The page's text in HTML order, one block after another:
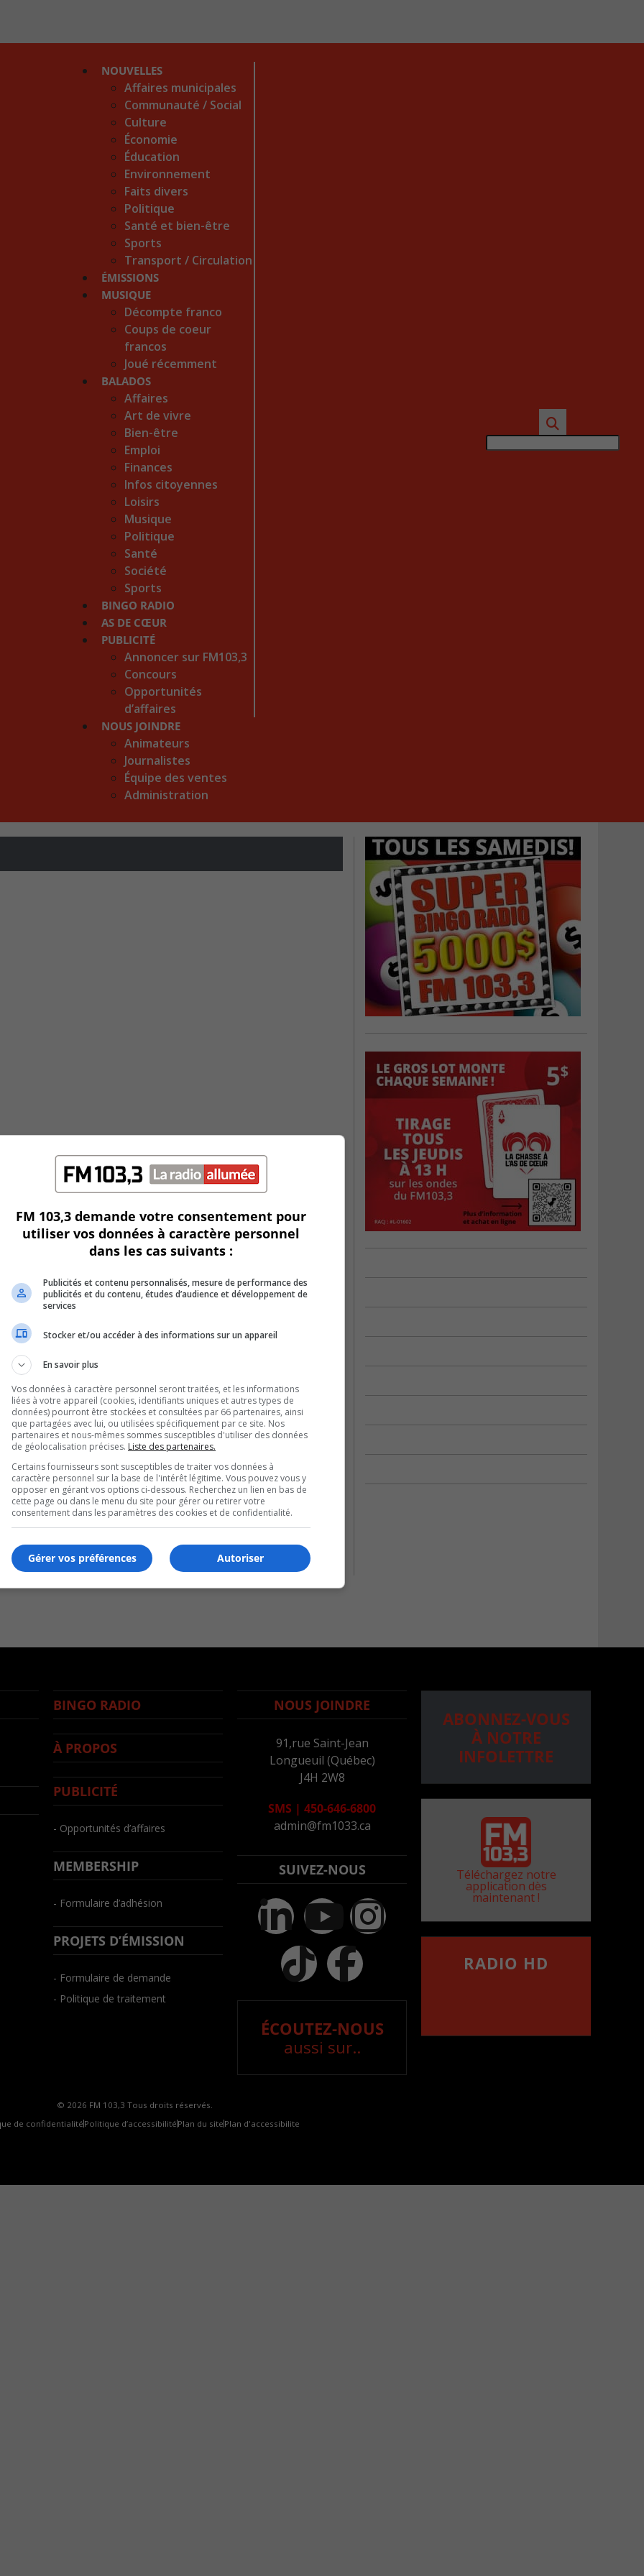
NOUVELLES
Affaires municipales
Communauté / Social
Culture
Économie
Éducation
Environnement
Faits divers
Politique
Santé et bien-être
Sports
Transport / Circulation
ÉMISSIONS
MUSIQUE
Décompte franco
Coups de coeur
francos
Joué récemment
BALADOS
Affaires
Art de vivre
Bien-être
Emploi
Finances
Infos citoyennes
Loisirs
Musique
Politique
Santé
Société
Sports
BINGO RADIO
AS DE CŒUR
PUBLICITÉ
Annoncer sur FM103,3
Concours
Opportunités
d’affaires
NOUS JOINDRE
Animateurs
Journalistes
Équipe des ventes
Administration
un accident
BINGO RADIO
À PROPOS
PUBLICITÉ
- Opportunités d’affaires
MEMBERSHIP
- Formulaire d’adhésion
PROJETS D’ÉMISSION
- Formulaire de demande
- Politique de traitement
NOUS JOINDRE
91,rue Saint-Jean
Longueuil (Québec)
J4H 2W8
SMS | 450-646-6800
admin@fm1033.ca
SUIVEZ-NOUS
ÉCOUTEZ-NOUS
aussi sur..
ABONNEZ-VOUS
À NOTRE
INFOLETTRE
Téléchargez notre
application dès
maintenant !
RADIO HD
© 2026 FM 103,3 Tous droits réservés.
de confidentialité Politique d’accessibilité Plan du site Plan d'accessibilite
FM 103,3 demande votre consentement pour
utiliser vos données à caractère personnel
dans les cas suivants :
Publicités et contenu personnalisés, mesure de performance des
publicités et du contenu, études d’audience et développement de
services
Stocker et/ou accéder à des informations sur un appareil
En savoir plus
Vos données à caractère personnel seront traitées, et les informations
liées à votre appareil (cookies, identifiants uniques et autres types de
données) pourront être stockées et consultées par 66 partenaires, ainsi
que partagées avec lui, ou utilisées spécifiquement par ce site. Nos
partenaires et nous-mêmes sommes susceptibles d'utiliser des données
de géolocalisation précises. Liste des partenaires.
Certains fournisseurs sont susceptibles de traiter vos données à
caractère personnel sur la base de l'intérêt légitime. Vous pouvez vous y
opposer en gérant vos options ci-dessous. Recherchez un lien en bas de
cette page ou dans le menu du site pour gérer ou retirer votre
consentement dans les paramètres des cookies et de confidentialité.
Autoriser
Gérer vos préférences